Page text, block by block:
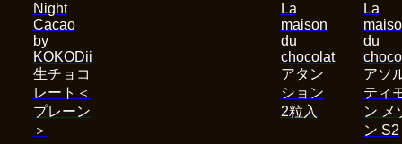
Night
Cacao
by
KOKODii
生チョコ
レート＜
プレーン
＞
La
maison
du
chocolat
アタン
ション
2粒入
La
du
アソ
ティ
ン メ
ン S2